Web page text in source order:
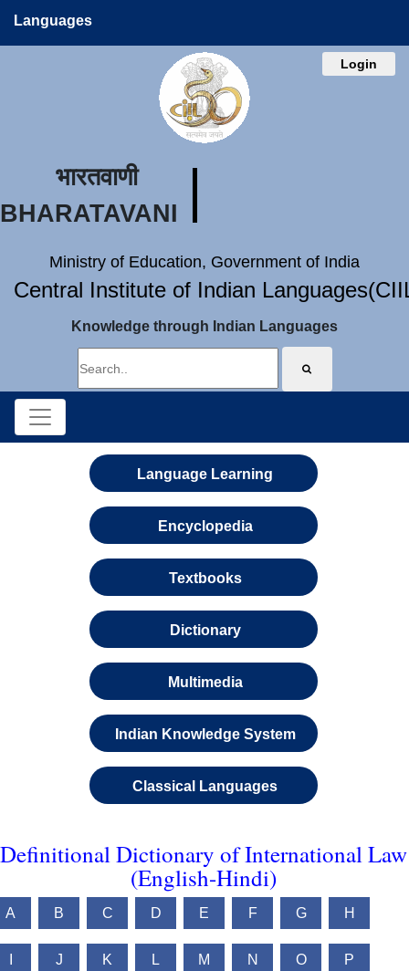
Languages
Login
भारतवाणी
BHARATAVANI
Ministry of Education, Government of India
Central Institute of Indian
Knowledge through Indian Languages
Language Learning
Encyclopedia
Textbooks
Dictionary
Multimedia
Indian Knowledge System
Classical Languages
Definitional Dictionary of International Law
(English-Hindi)
A B C D E F G H
J K L M N O P